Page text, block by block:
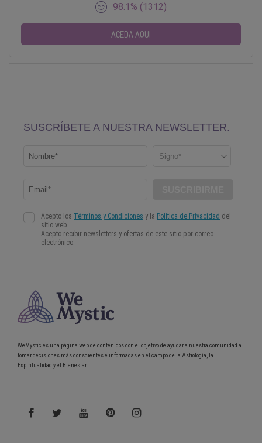
98.1% (1312)
ACEDA AQUI
WeMystic es una página web de contenidos con el objetivo de ayudar a nuestra comunidad a
tomar decisiones más conscientes e informadas en el campo de la Astrología, la
Espiritualidad y el Bienestar.